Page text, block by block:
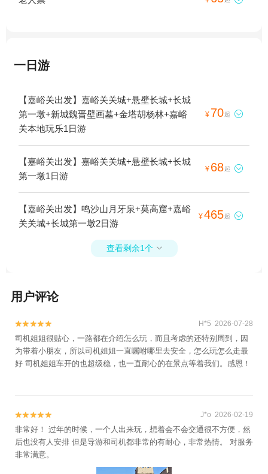
一日游
【嘉峪关出发】嘉峪关关城+悬壁长城+长城
第一墩+新城魏晋壁画墓+金塔胡杨林+嘉峪
关本地玩乐1日游
¥ 70起 
【嘉峪关出发】嘉峪关关城+悬壁长城+长城
第一墩1日游
¥ 68起 
【嘉峪关出发】鸣沙山月牙泉+莫高窟+嘉峪
关关城+长城第一墩2日游
¥465起 
查看剩余1个 
用户评论

 H*5 2026-07-28
司机姐姐很贴心，一路都在介绍怎么玩，而且考虑的还特别周到，因
为带着小朋友，所以司机姐姐一直嘱咐哪里去安全，怎么玩怎么走最
好 司机姐姐车开的也超级稳，也一直耐心的在景点等着我们。感恩！

 J*o 2026-02-19
非常好！ 过年的时候，一个人出来玩，想着会不会交通很不方便，然
后也没有人安排 但是导游和司机都非常的有耐心，非常热情。 对服务
非常满意。